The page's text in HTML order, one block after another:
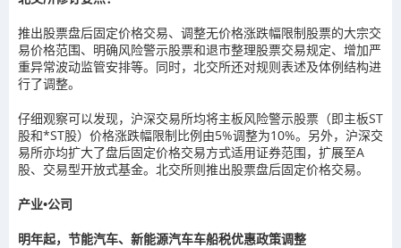
推出股票盘后固定价格交易、调整无价格涨跌幅限制股票的大宗交
易价格范围、明确风险警示股票和退市整理股票交易规定、增加严
重异常波动监管安排等。同时，北交所还对规则表述及体例结构进
行了调整。
仔细观察可以发现，沪深交易所均将主板风险警示股票（即主板ST
股和*ST股）价格涨跌幅限制比例由5%调整为10%。另外，沪深交
易所亦均扩大了盘后固定价格交易方式适用证券范围，扩展至A
股、交易型开放式基金。北交所则推出股票盘后固定价格交易。
产业•公司
明年起，节能汽车、新能源汽车车船税优惠政策调整